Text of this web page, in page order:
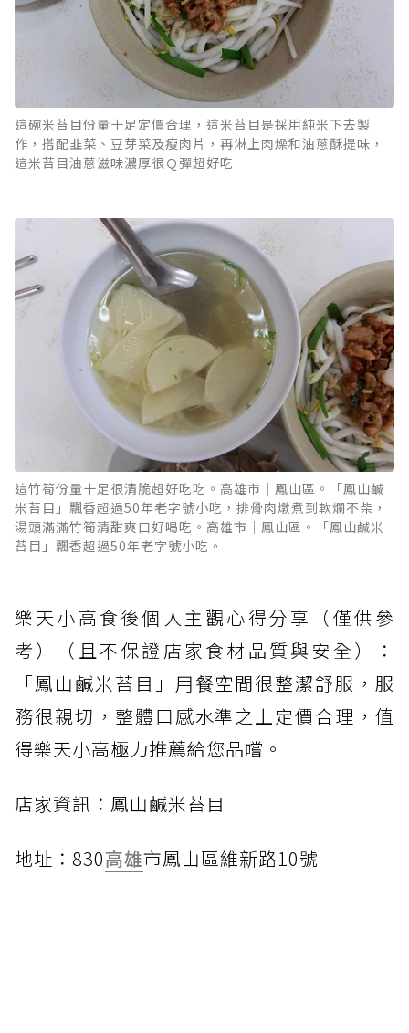
這碗米苔目份量十足定價合理，這米苔目是採用純米下去製
作，搭配韭菜、豆芽菜及瘦肉片，再淋上肉燥和油蔥酥提味，
這米苔目油蔥滋味濃厚很Ｑ彈超好吃
這竹筍份量十足很清脆超好吃吃。高雄市｜鳳山區。「鳳山鹹
米苔目」飄香超過50年老字號小吃，排骨肉燉煮到軟爛不柴，
湯頭滿滿竹筍清甜爽口好喝吃。高雄市｜鳳山區。「鳳山鹹米
苔目」飄香超過50年老字號小吃。
樂天小高食後個人主觀心得分享（僅供參
考）（且不保證店家食材品質與安全）：
「鳳山鹹米苔目」用餐空間很整潔舒服，服
務很親切，整體口感水準之上定價合理，值
得樂天小高極力推薦給您品嚐。
店家資訊：鳳山鹹米苔目
地址：830高雄市鳳山區維新路10號